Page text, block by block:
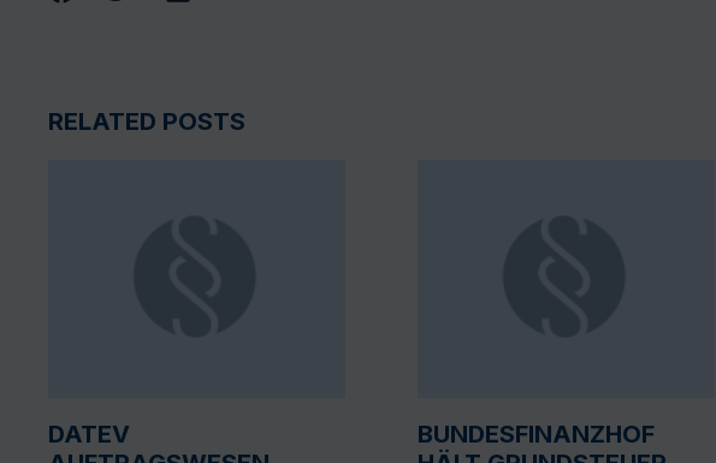
RELATED POSTS
DATEV
BUNDESFINANZHOF